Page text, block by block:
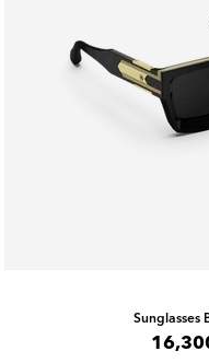
Sunglasses